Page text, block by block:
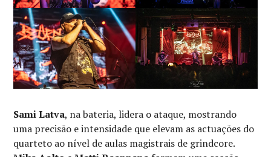
Sami Latva, na bateria, lidera o ataque, mostrando
uma precisão e intensidade que elevam as actuações do
quarteto ao nível de aulas magistrais de grindcore.